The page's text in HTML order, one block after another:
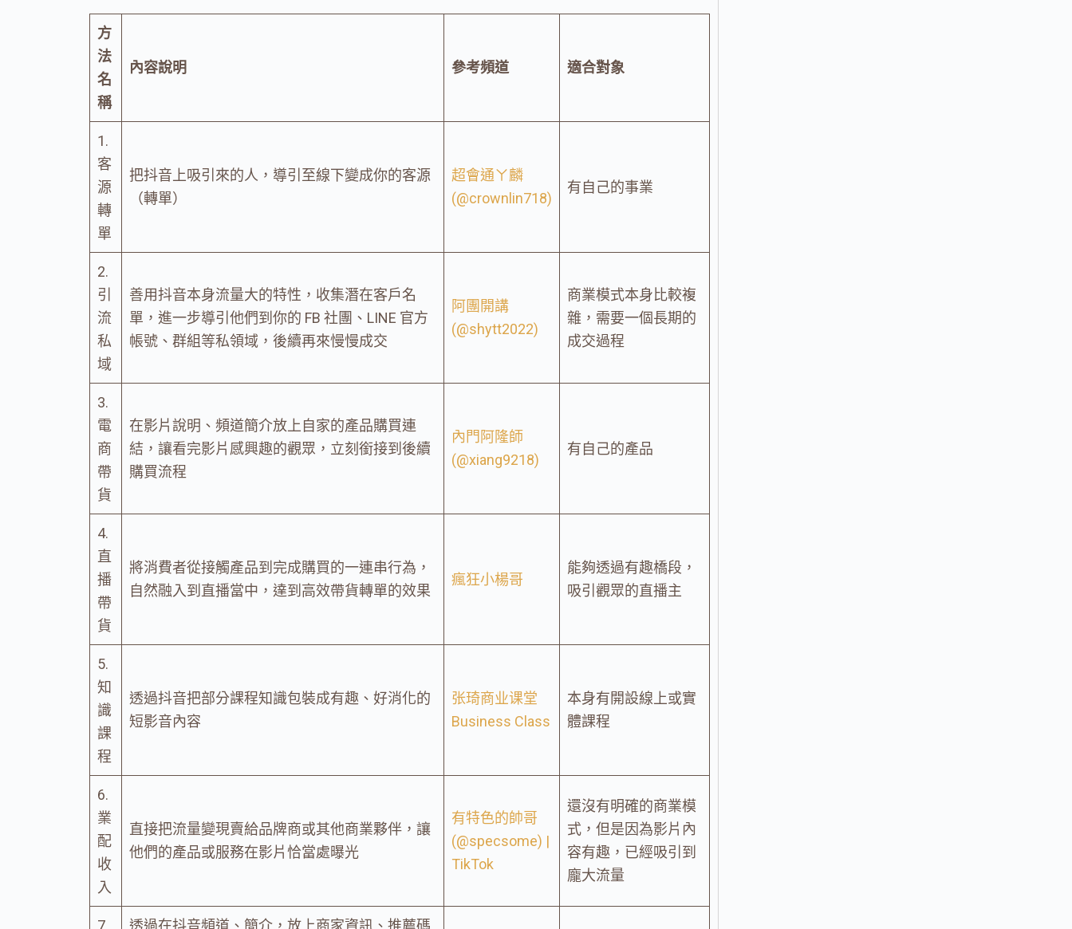
方
法
名
稱
內容說明 參考頻道 適合對象
1.
客
源
轉
單
把抖音上吸引來的人，導引至線下變成你的客源
（轉單）
超會通ㄚ麟
(@crownlin718)
有自己的事業
2.
引
流
私
域
善用抖音本身流量大的特性，收集潛在客戶名
單，進一步導引他們到你的 FB 社團、LINE 官方
帳號、群組等私領域，後續再來慢慢成交
阿團開講
(@shytt2022)
商業模式本身比較複
雜，需要一個長期的
成交過程
3.
電
商
帶
貨
在影片說明、頻道簡介放上自家的產品購買連
結，讓看完影片感興趣的觀眾，立刻銜接到後續
購買流程
內門阿隆師
(@xiang9218)
有自己的產品
4.
直
播
帶
貨
將消費者從接觸產品到完成購買的一連串行為，
自然融入到直播當中，達到高效帶貨轉單的效果
瘋狂小楊哥
能夠透過有趣橋段，
吸引觀眾的直播主
5.
知
識
課
程
透過抖音把部分課程知識包裝成有趣、好消化的
短影音內容
张琦商业课堂
Business Class
本身有開設線上或實
體課程
6.
業
配
收
入
直接把流量變現賣給品牌商或其他商業夥伴，讓
他們的產品或服務在影片恰當處曝光
有特色的帥哥
(@specsome) |
TikTok
還沒有明確的商業模
式，但是因為影片內
容有趣，已經吸引到
龐大流量
7. 透過在抖音頻道、簡介，放上商家資訊、推薦碼